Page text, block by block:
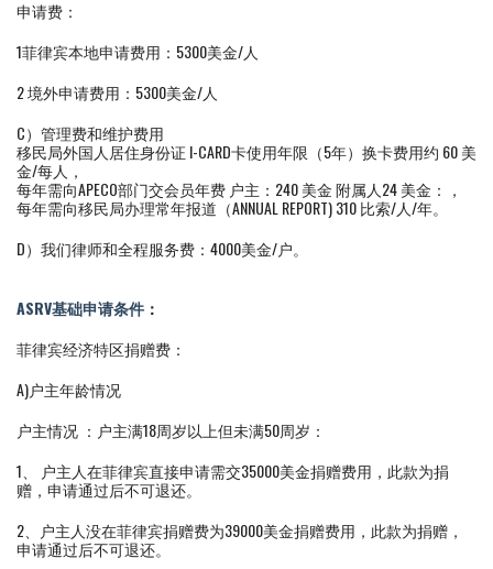
申请费：
1菲律宾本地申请费用：5300美金/人
2 境外申请费用：5300美金/人
C）管理费和维护费用
移民局外国人居住身份证 I-CARD卡使用年限（5年）换卡费用约 60 美
金/每人，
每年需向APECO部门交会员年费 户主：240 美金 附属人24 美金：，
每年需向移民局办理常年报道（ANNUAL REPORT) 310 比索/人/年。
D）我们律师和全程服务费：4000美金/户。
ASRV基础申请条件 ：
菲律宾经济特区捐赠费：
A)户主年龄情况
户主情况 ：户主满18周岁以上但未满50周岁：
1、 户主人在菲律宾直接申请需交35000美金捐赠费用，此款为捐
赠，申请通过后不可退还。
2、户主人没在菲律宾捐赠费为39000美金捐赠费用，此款为捐赠，
申请通过后不可退还。